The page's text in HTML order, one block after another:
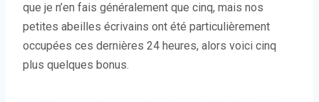
que je n’en fais généralement que cinq, mais nos
petites abeilles écrivains ont été particulièrement
occupées ces dernières 24 heures, alors voici cinq
plus quelques bonus.